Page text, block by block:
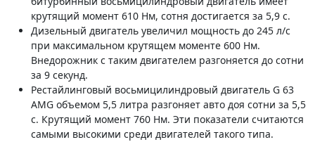
крутящий момент 610 Нм, сотня достигается за 5,9 с.
Дизельный двигатель увеличил мощность до 245 л/с
при максимальном крутящем моменте 600 Нм.
Внедорожник с таким двигателем разгоняется до сотни
за 9 секунд.
Рестайлинговый восьмицилиндровый двигатель G 63
AMG объемом 5,5 литра разгоняет авто доя сотни за 5,5
с. Крутящий момент 760 Нм. Эти показатели считаются
самыми высокими среди двигателей такого типа.